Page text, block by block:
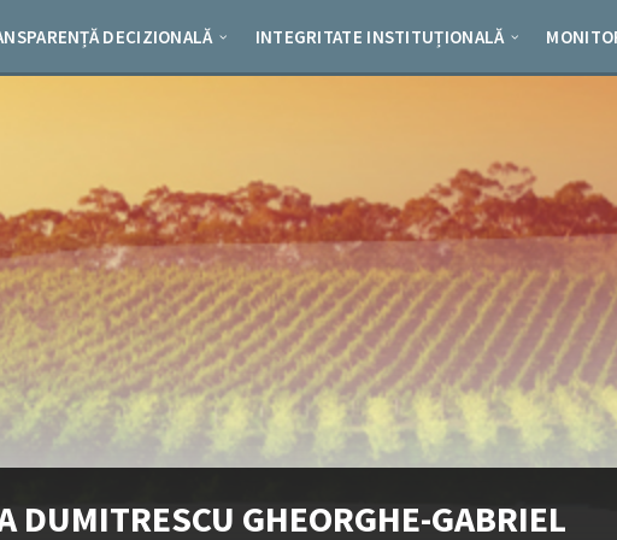
DECIZIONALĂ INTEGRITATE INSTITUȚIONALĂ
DUMITRESCU GHEORGHE-GABRIEL